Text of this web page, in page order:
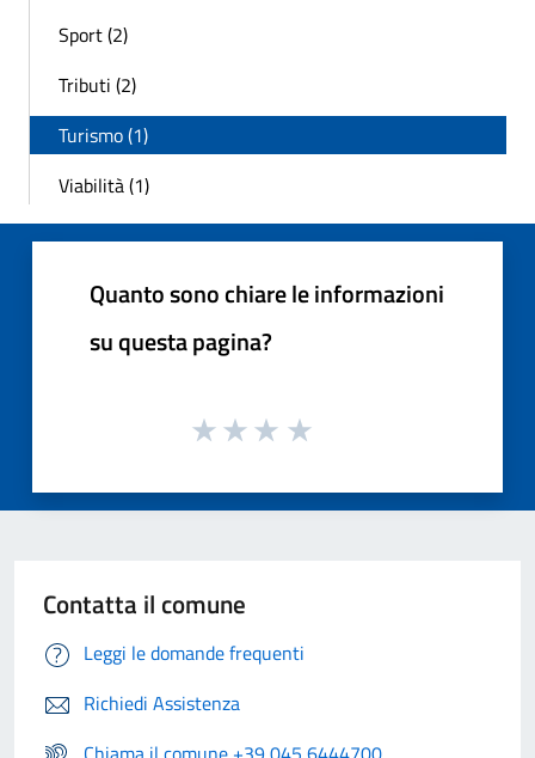
Sport (2)
Tributi (2)
Turismo (1)
Viabilità (1)
Quanto sono chiare le informazioni
su questa pagina?
Contatta il comune
Leggi le domande frequenti
Richiedi Assistenza